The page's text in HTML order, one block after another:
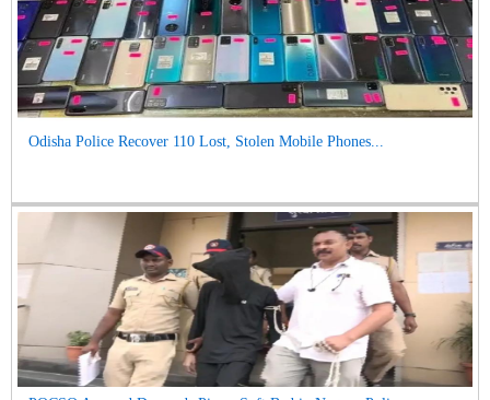
Odisha Police Recover 110 Lost, Stolen Mobile Phones...